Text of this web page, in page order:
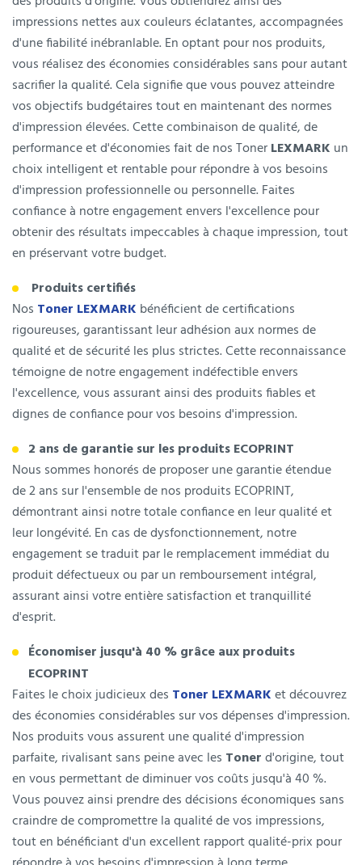
impressions nettes aux couleurs éclatantes, accompagnées
d'une fiabilité inébranlable. En optant pour nos produits,
vous réalisez des économies considérables sans pour autant
sacrifier la qualité. Cela signifie que vous pouvez atteindre
vos objectifs budgétaires tout en maintenant des normes
d'impression élevées. Cette combinaison de qualité, de
performance et d'économies fait de nos TonerLEXMARK un
choix intelligent et rentable pour répondre à vos besoins
d'impression professionnelle ou personnelle. Faites
confiance à notre engagement envers l'excellence pour
obtenir des résultats impeccables à chaque impression, tout
en préservant votre budget.
Produits certifiés
Nos Toner LEXMARK bénéficient de certifications
rigoureuses, garantissant leur adhésion aux normes de
qualité et de sécurité les plus strictes. Cette reconnaissance
témoigne de notre engagement indéfectible envers
l'excellence, vous assurant ainsi des produits fiables et
dignes de confiance pour vos besoins d'impression.
2 ans de garantie sur les produits ECOPRINT
Nous sommes honorés de proposer une garantie étendue
de 2 ans sur l'ensemble de nos produits ECOPRINT,
démontrant ainsi notre totale confiance en leur qualité et
leur longévité. En cas de dysfonctionnement, notre
engagement se traduit par le remplacement immédiat du
produit défectueux ou par un remboursement intégral,
assurant ainsi votre entière satisfaction et tranquillité
d'esprit.
Économiser jusqu'à 40 % grâce aux produits
ECOPRINT
Faites le choix judicieux des Toner LEXMARKet découvrez
des économies considérables sur vos dépenses d'impression.
Nos produits vous assurent une qualité d'impression
parfaite, rivalisant sans peine avec les Tonerd'origine, tout
en vous permettant de diminuer vos coûts jusqu'à 40 %.
Vous pouvez ainsi prendre des décisions économiques sans
craindre de compromettre la qualité de vos impressions,
tout en bénéficiant d'un excellent rapport qualité-prix pour